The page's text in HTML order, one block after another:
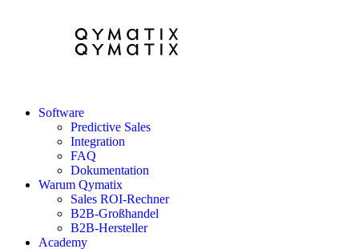
Software
Predictive Sales
Integration
FAQ
Dokumentation
Warum Qymatix
Sales ROI-Rechner
B2B-Großhandel
B2B-Hersteller
Academy